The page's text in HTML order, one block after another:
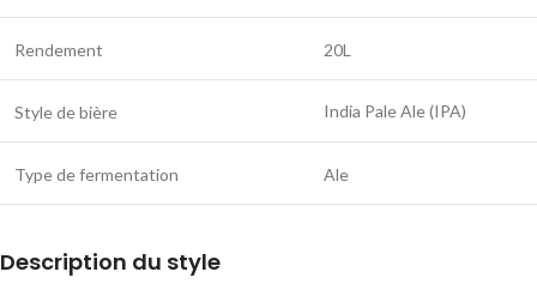
Rendement 20L
Style de bière India Pale Ale (IPA)
Type de fermentation Ale
Description du style